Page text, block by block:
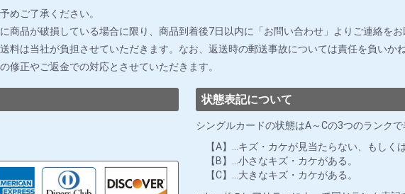
めご了承ください。
商品が破損している場合に限り、商品到着後7日以内に「お問い合わせ」よりご連絡をお
料は当社が負担させていただきます。なお、返送時の郵送事故については責任を負いか
修正やご返金での対応とさせていただきます。
状態表記について
シングルカードの状態はA～Cの3つのランクで
【A】…キズ・カケが見当たらない、もしく
【B】…小さなキズ・カケがある。
【C】…大きなキズ・カケがある。